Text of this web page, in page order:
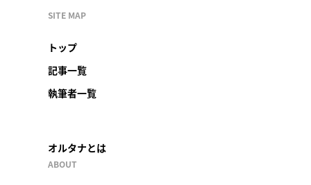
SITE MAP
トップ
記事一覧
執筆者一覧
オルタナとは
ABOUT